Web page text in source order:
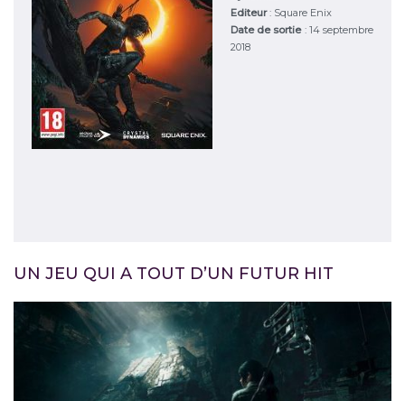
Editeur: Square Enix
Date de sortie : 14 septembre
2018
UN JEU QUI A TOUT D’UN FUTUR HIT